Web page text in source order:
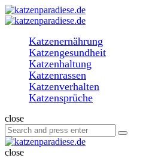
Menu
Search
katzenparadiese.de
Katzenernährung
Katzengesundheit
Katzenhaltung
Katzenrassen
Katzenverhalten
Katzensprüche
Search
close
Search
for:
Search
katzenparadiese.de
close